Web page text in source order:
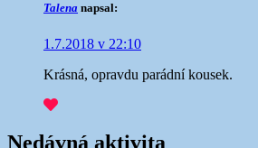
Talena napsal:
1.7.2018 v 22:10
Krásná, opravdu parádní kousek.
Nedávná aktivita